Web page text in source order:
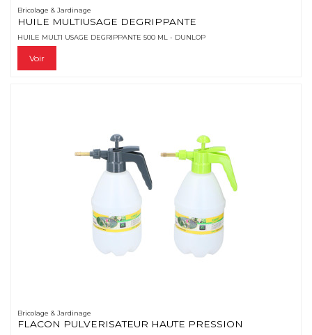
Bricolage & Jardinage
HUILE MULTIUSAGE DEGRIPPANTE
HUILE MULTI USAGE DEGRIPPANTE 500 ML - DUNLOP
Voir
Bricolage & Jardinage
FLACON PULVERISATEUR HAUTE PRESSION